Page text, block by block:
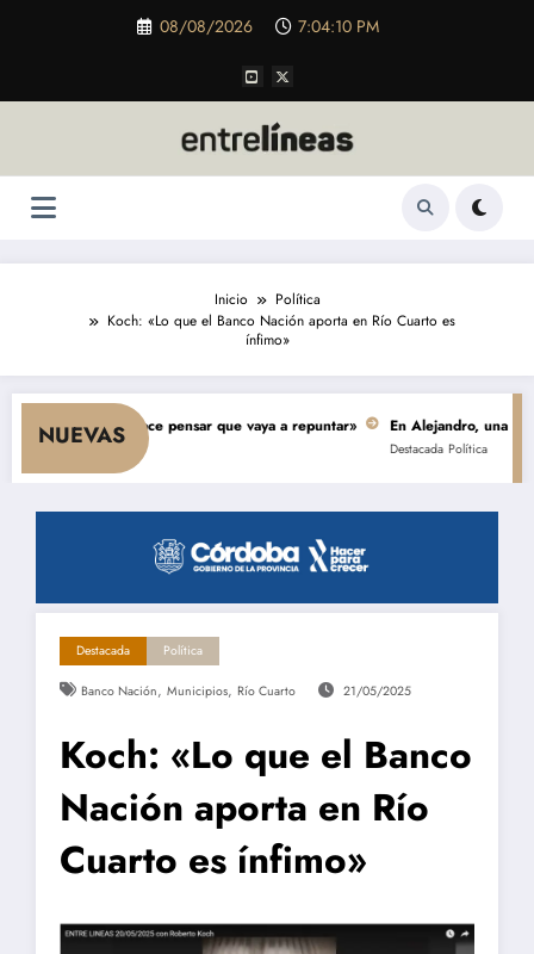
08/08/2026 7:04:11 PM
Inicio
Política
Koch: «Lo que el Banco Nación aporta en Río Cuarto es
ínfimo»
NUEVAS
y nada hace pensar que vaya a repuntar» En Alejandro, una obra de $
Política
Destacada Política
Banco Nación, Municipios, Río Cuarto 21/05/2025
Koch: «Lo que el Banco
Nación aporta en Río
Cuarto es ínfimo»